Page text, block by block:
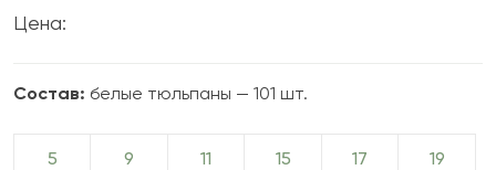
Цена:
Состав: белые тюльпаны — 101 шт.
5 9 11 15 17 19